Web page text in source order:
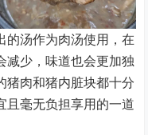
的汤作为肉汤使用，在
减少，味道也会更加独
猪肉和猪内脏块都十分
且毫无负担享用的一道